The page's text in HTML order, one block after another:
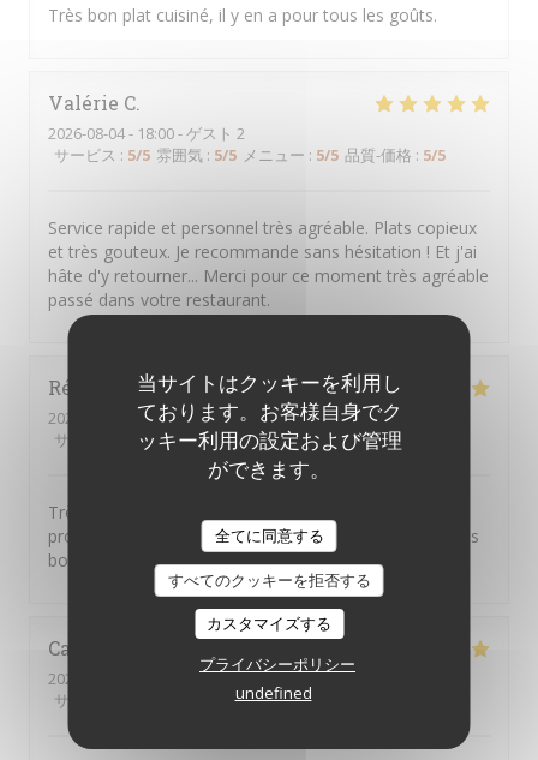
当サイトはクッキーを利用し
ております。お客様自身でク
ッキー利用の設定および管理
ができます。
全てに同意する
すべてのクッキーを拒否する
カスタマイズする
プライバシーポリシー
undefined
Très bon plat cuisiné, il y en a pour tous les goûts.
Valérie C
2026-08-04- 18:00 - ゲスト 2
サービス : 5/5 雰囲気 : 5/5 メニュー : 5/5 品質-価格 : 5/5
Service rapide et personnel très agréable. Plats copieux
et très gouteux. Je recommande sans hésitation ! Et j'ai
hâte d'y retourner... Merci pour ce moment très agréable
passé dans votre restaurant.
Régine
2026-08-05
- 12:30 - ゲスト 7
サービス
/5 雰囲気: 5/5 メニュー:5 /5 品質-価格
Très bon restaurant, le personnel est bienveillant et
professionnel. Merci encore pour cet accueil et pour les
bons plats.
Catina
2026-08-01
- 22:30 - ゲスト 10
サービス
/5 メニュー: